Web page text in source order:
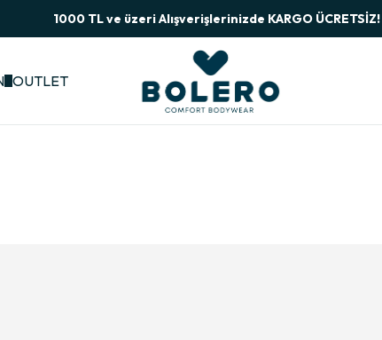
1000 TL ve üzeri Alışverişlerinizde KARGO ÜCRETSİZ!
OUTLET